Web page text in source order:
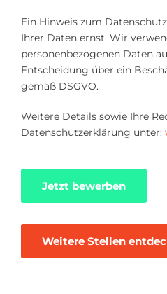
Ein Hinweis zum
Ihrer Daten ernst. Wir
personenbezogenen Daten
Entscheidung über ein
gemäß DSGVO.
Weitere Details sowie Ihre
Datenschutzerklärung unter:
Jetzt bewerben
Weitere Stellen